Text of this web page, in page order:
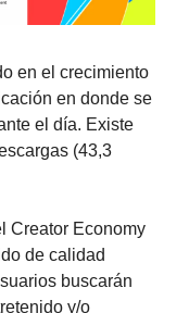
en el crecimiento
en donde se
el día. Existe
(43,3
Creator Economy
de calidad
buscarán
y/o